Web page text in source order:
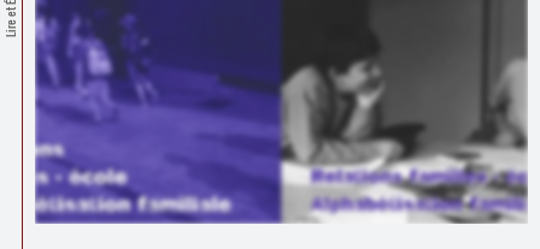
Comprendre et parler
Bienvenue en Belgique
Trouver un lieu d’alphabétisation